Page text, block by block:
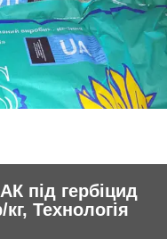
під гербіцид
Технологія